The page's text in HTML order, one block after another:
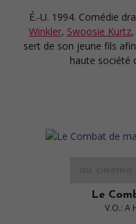
É.-U. 1994. Comédie
Winkler, Swoosie Kurtz,
sert de son jeune fils
haute société
Le
V.O.: A